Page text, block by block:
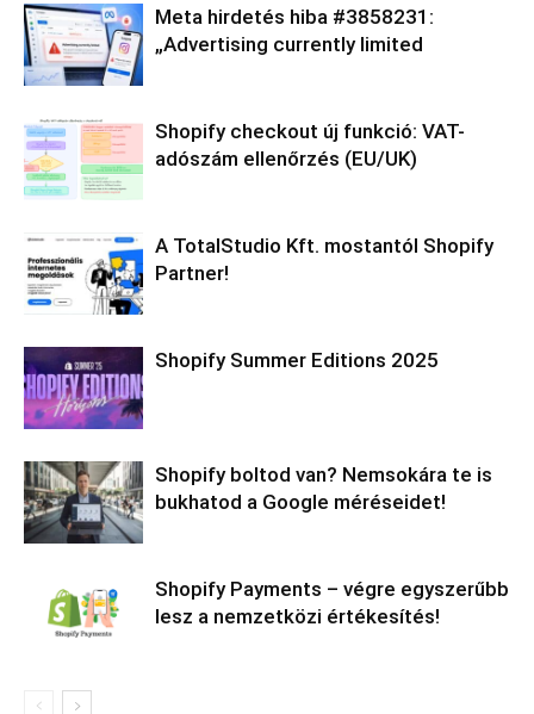
Meta hirdetés hiba #3858231:
„Advertising currently limited
Shopify checkout új funkció: VAT-
adószám ellenőrzés (EU/UK)
A TotalStudio Kft. mostantól Shopify
Partner!
Shopify Summer Editions 2025
Shopify boltod van? Nemsokára te is
bukhatod a Google méréseidet!
Shopify Payments – végre egyszerűbb
lesz a nemzetközi értékesítés!